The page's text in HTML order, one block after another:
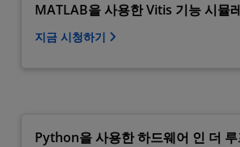
MATLAB을 사용한 Vitis 기능 시뮬
지금 시청하기
Python을 사용한 하드웨어 인 더